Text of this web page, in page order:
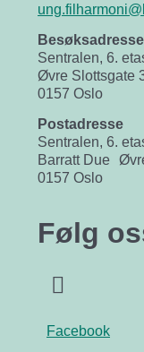
Sentralen, 6.
Øvre Slottsgate
0157 Oslo
Postadresse
Sentralen, 6.
Barratt Due
0157 Oslo
Følg
Facebook